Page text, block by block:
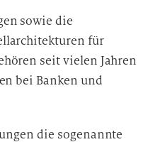
sowie die
für
seit vielen Jahren
bei Banken und
die sogenannte